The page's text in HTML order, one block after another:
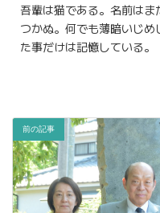
吾輩は猫である。名前は
つかぬ。何でも薄暗いじ
た事だけは記憶している。
前の記事